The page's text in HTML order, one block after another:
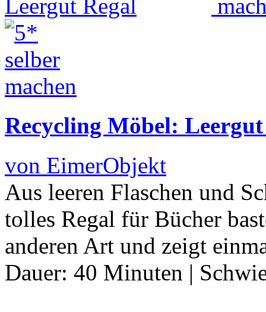
Recycling Möbel:
von EimerObjekt
Aus leeren Flaschen und
tolles Regal für Bücher
anderen Art und zeigt
Dauer: 40 Minuten |